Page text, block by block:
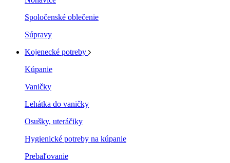
Spoločenské oblečenie
Súpravy
Kojenecké potreby
Kúpanie
Vaničky
Lehátka do vaničky
Osušky, uteráčiky
Hygienické potreby na kúpanie
Prebaľovanie